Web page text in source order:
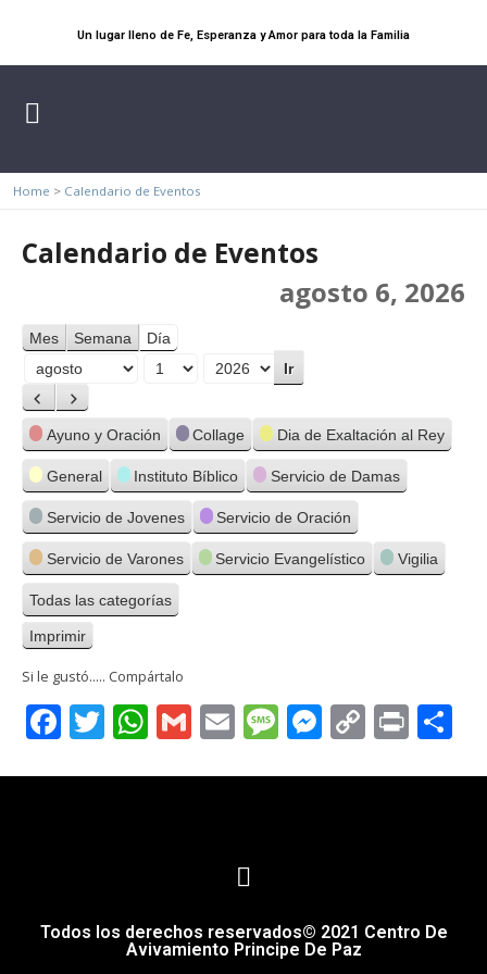
Un lugar lleno de Fe, Esperanza y Amor para toda la Familia
Home > Calendario de Eventos
Calendario de Eventos
agosto 6, 2026
Mes Semana Día
Mes
Día
Año
Anterior
Siguiente
Categorías
Ayuno y Oración Collage Dia de Exaltación al Rey
General Instituto Bíblico Servicio de Damas
Servicio de Jovenes Servicio de Oración
Servicio de Varones Servicio Evangelístico Vigilia
Todas las categorías
Imprimir
Si le gustó..... Compártalo
Facebook
Twitter
WhatsApp
GmailEmailMessage
Copy
Print
Todos los derechos reservados© 2021 Centro De
Avivamiento Principe De Paz